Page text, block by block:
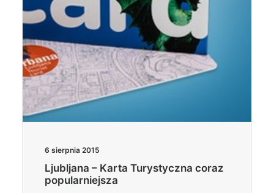
6 sierpnia 2015
Ljubljana – Karta Turystyczna coraz
popularniejsza